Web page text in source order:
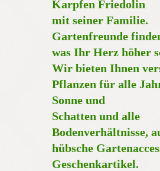
Karpfen Friedolin
mit seiner Familie.
Gartenfreunde
was Ihr Herz höher
Wir bieten Ihnen
Pflanzen für alle
Sonne und
Schatten und alle
Bodenverhältnisse,
hübsche
Geschenkartikel.